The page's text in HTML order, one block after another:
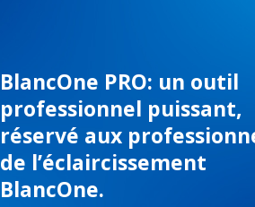
BlancOne PRO: un outil
professionnel puissant,
réservé aux
de l’éclaircissement
BlancOne.